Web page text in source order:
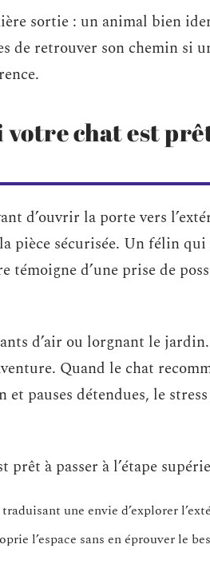
sortie : un animal bien
de retrouver son chemin si
votre chat est
d’ouvrir la porte vers
pièce sécurisée. Un félin
d’une prise de
d’air ou lorgnant le jardin.
Quand le chat
pauses détendues, le
à passer à l’étape
une envie d’explorer
l’espace sans en éprouver le